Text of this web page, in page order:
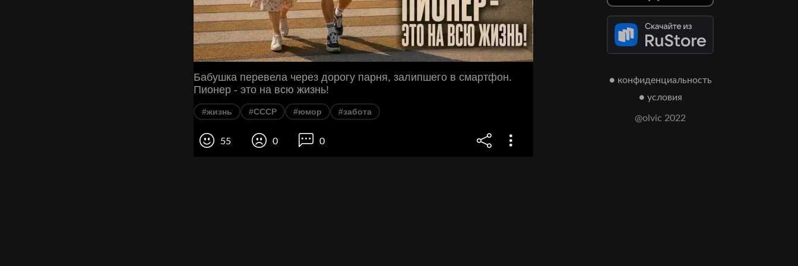
Бабушка перевела через дорогу парня, залипшего в смартфон.
Пионер - это на всю жизнь!
#жизнь #СССР #юмор #забота
55 0 0
● конфиденциальность
● условия
@olvic 2022